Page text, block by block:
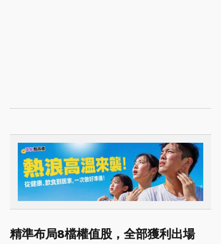
精準布局8檔權值股，全部獲利出場